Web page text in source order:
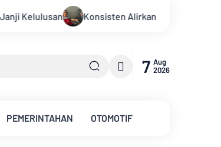
Sinsen Gelar Donor Darah ke-23 dalam
7 Aug
2026
PEMERINTAHAN OTOMOTIF